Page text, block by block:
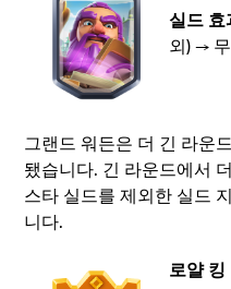
실드 효
외) →
그랜드 워든은 더 긴 라운
됐습니다. 긴 라운드에서
스타 실드를 제외한 실드
니다.
로얄 킹